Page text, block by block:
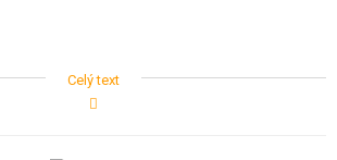
samopaluThompson M1A1
Celý text